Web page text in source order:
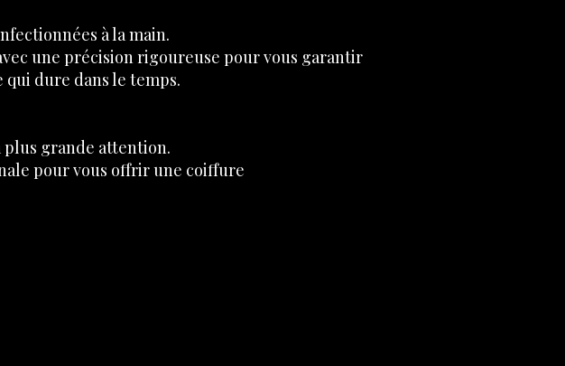
à la main.
une précision rigoureuse pour vous garantir
dure dans le temps.
grande attention.
pour vous offrir une coiffure